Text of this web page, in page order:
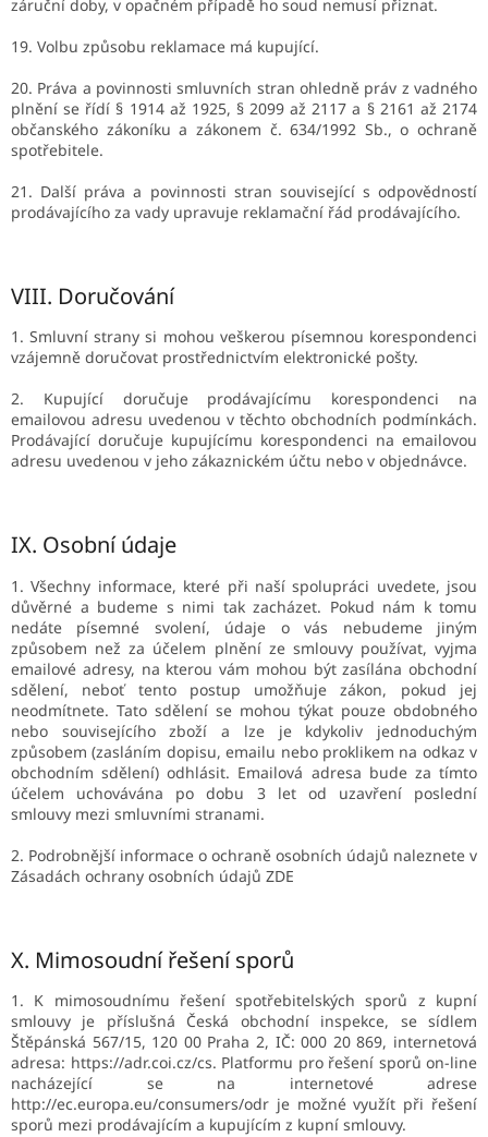
záruční doby, v opačném případě ho soud nemusí přiznat.
19. Volbu způsobu reklamace má kupující.
20. Práva a povinnosti smluvních stran ohledně práv z vadného
plnění se řídí § 1914 až 1925, § 2099 až 2117 a § 2161 až 2174
občanského zákoníku a zákonem č. 634/1992 Sb., o ochraně
spotřebitele.
21. Další práva a povinnosti stran související s odpovědností
prodávajícího za vady upravuje reklamační řád prodávajícího.
VIII. Doručování
1. Smluvní strany si mohou veškerou písemnou korespondenci
vzájemně doručovat prostřednictvím elektronické pošty.
2. Kupující doručuje prodávajícímu korespondenci na
emailovou adresu uvedenou v těchto obchodních podmínkách.
Prodávající doručuje kupujícímu korespondenci na emailovou
adresu uvedenou v jeho zákaznickém účtu nebo v objednávce.
IX. Osobní údaje
1. Všechny informace, které při naší spolupráci uvedete, jsou
důvěrné a budeme s nimi tak zacházet. Pokud nám k tomu
nedáte písemné svolení, údaje o vás nebudeme jiným
způsobem než za účelem plnění ze smlouvy používat, vyjma
emailové adresy, na kterou vám mohou být zasílána obchodní
sdělení, neboť tento postup umožňuje zákon, pokud jej
neodmítnete. Tato sdělení se mohou týkat pouze obdobného
nebo souvisejícího zboží a lze je kdykoliv jednoduchým
způsobem (zasláním dopisu, emailu nebo proklikem na odkaz v
obchodním sdělení) odhlásit. Emailová adresa bude za tímto
účelem uchovávána po dobu 3 let od uzavření poslední
smlouvy mezi smluvními stranami.
2. Podrobnější informace o ochraně osobních údajů naleznete v
Zásadách ochrany osobních údajů ZDE
X. Mimosoudní řešení sporů
1. K mimosoudnímu řešení spotřebitelských sporů z kupní
smlouvy je příslušná Česká obchodní inspekce, se sídlem
Štěpánská 567/15, 120 00 Praha 2, IČ: 000 20 869, internetová
adresa: https://adr.coi.cz/cs. Platformu pro řešení sporů on-line
nacházející se na internetové adrese
http://ec.europa.eu/consumers/odr je možné využít při řešení
sporů mezi prodávajícím a kupujícím z kupní smlouvy.